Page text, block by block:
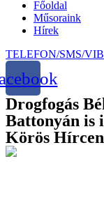
Főoldal
Műsoraink
Hírek
TELEFON/SMS/
Drogfogás
Battonyán is
Körös